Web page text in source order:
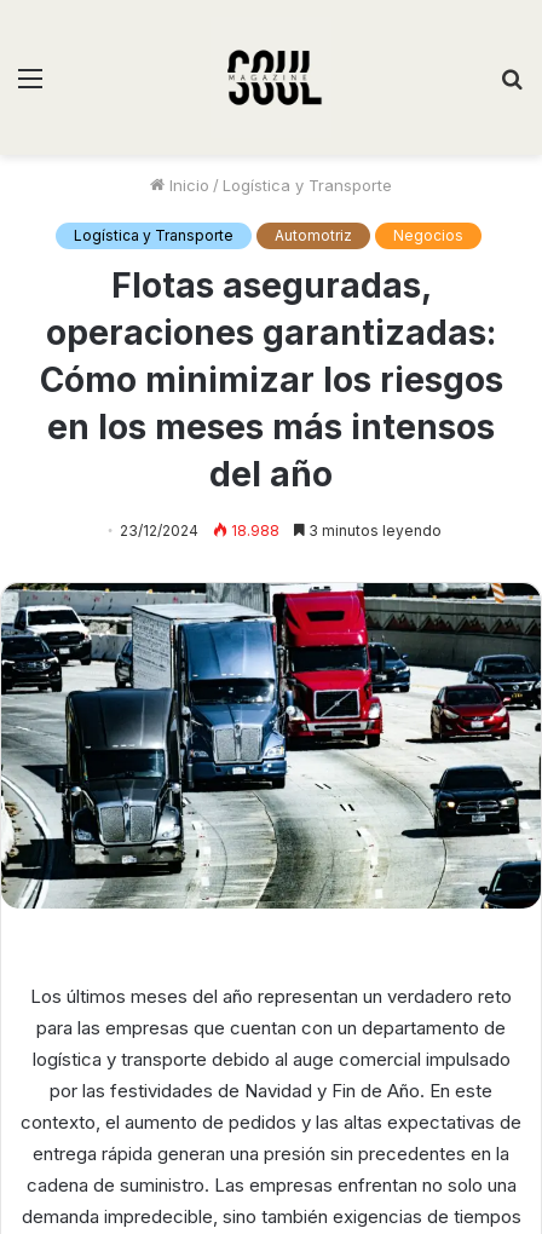
Inicio / Logística y Transporte
Logística y Transporte Automotriz Negocios
Flotas aseguradas,
operaciones garantizadas:
Cómo minimizar los riesgos
en los meses más intensos
del año
23/12/2024 18.988 3 minutos leyendo
Los últimos meses del año representan un verdadero reto
para las empresas que cuentan con un departamento de
logística y transporte debido al auge comercial impulsado
por las festividades de Navidad y Fin de Año. En este
contexto, el aumento de pedidos y las altas expectativas de
entrega rápida generan una presión sin precedentes en la
cadena de suministro. Las empresas enfrentan no solo una
demanda impredecible, sino también exigencias de tiempos